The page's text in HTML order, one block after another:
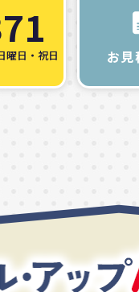
曜日・祝日 お見